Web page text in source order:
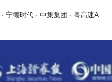
· 宁德时代 · 中集集团 · 粤高速A·